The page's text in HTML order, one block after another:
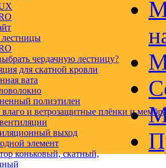
чердачную лестницу?
для скатной кровли
вата
полиэтилен
и ветрозащитные плёнки и
выход
элемент
коньковый, скатный,